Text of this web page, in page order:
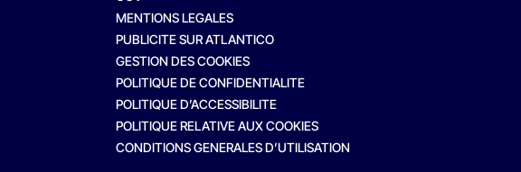
MENTIONS LEGALES
PUBLICITE SUR ATLANTICO
GESTION DES COOKIES
POLITIQUE DE CONFIDENTIALITE
POLITIQUE D’ACCESSIBILITE
POLITIQUE RELATIVE AUX COOKIES
CONDITIONS GENERALES D’UTILISATION